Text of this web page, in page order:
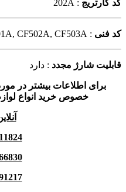
کد کارتریج : 202A
کد فنی : CF500A, CF501A, CF502A, CF503A
قابلیت شارژ مجدد : دارد
برای اطلاعات بیشتر در
خصوص خرید انواع